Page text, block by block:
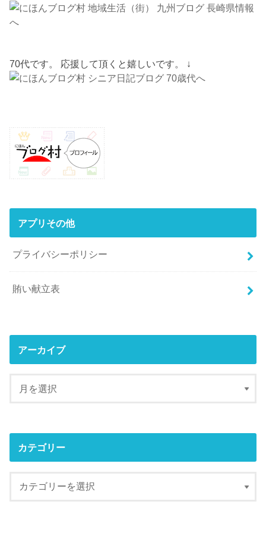
70代です。 応援して頂くと嬉しいです。 ↓
アプリその他
プライバシーポリシー
賄い献立表
アーカイブ
カテゴリー